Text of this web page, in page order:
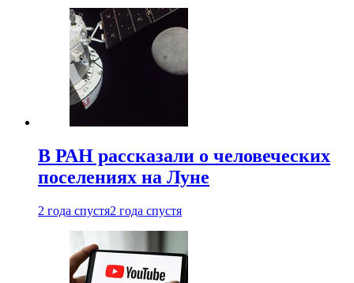
В РАН рассказали о человеческих
поселениях на Луне
2 года спустя2 года спустя